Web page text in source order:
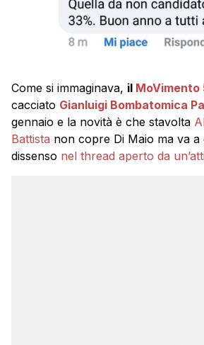
Come si immaginava, il MoVimento
cacciato Gianluigi Bombatomica
gennaio e la novità è che stavolta
Battista non copre Di Maio ma va a
dissenso nel thread aperto da